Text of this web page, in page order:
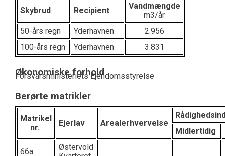
Skybrud Recipient
Vandmængde
m3/år
50-års regn
Yderhavnen
2.956
100-års regn
Yderhavnen 3.831
Økonomiske forhold
Forsvarsministeriets Ejendomsstyrelse
Berørte matrikler
Matrikel
nr.
Ejerlav Arealerhvervelse
Midlertidig
66a
Østervold